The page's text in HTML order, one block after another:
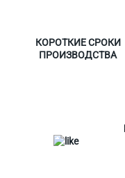
КОРОТКИЕ СРОКИ
ПРОИЗВОДСТВА